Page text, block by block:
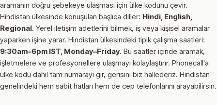
aramanın doğru şebekeye ulaşması için ülke kodunu çevir.
Hindistan ülkesinde konuşulan başlıca diller: Hindi, English,
Regional. Yerel iletişim adetlerini bilmek, iş veya kişisel aramalar
yaparken işine yarar. Hindistan ülkesindeki tipik çalışma saatleri:
9:30am–6pm IST, Monday–Friday. Bu saatler içinde aramak,
işletmelere ve profesyonellere ulaşmayı kolaylaştırır. Phonecall'a
ülke kodu dahil tam numarayı gir, gerisini biz hallederiz. Hindistan
genelindeki hem sabit hatları hem de cep telefonlarını arayabilirsin.